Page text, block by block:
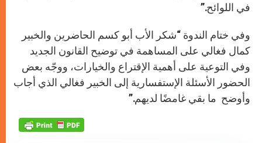
في اللوائح.”
وفي ختام الندوة “شكر الأب أبو كسم الحاضرين والخبير
كمال فغالي على المساهمة في توضيح القانون الجديد
وفي التوعية على أهمية الإقتراع والخيارات، ووجّه بعض
الحضور الأسئلة الإستفسارية إلى الخبير فغالي الذي أجاب
وأوضح ما بقي غامضًا لديهم.”